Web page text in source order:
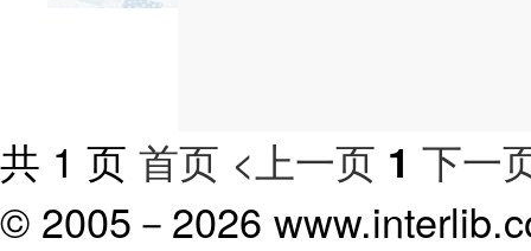
共 1 页 首页 <上一页 1 下一
© 2005－ 2026